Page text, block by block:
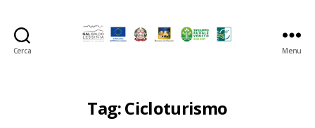
Cerca Menu
Tag:Cicloturismo